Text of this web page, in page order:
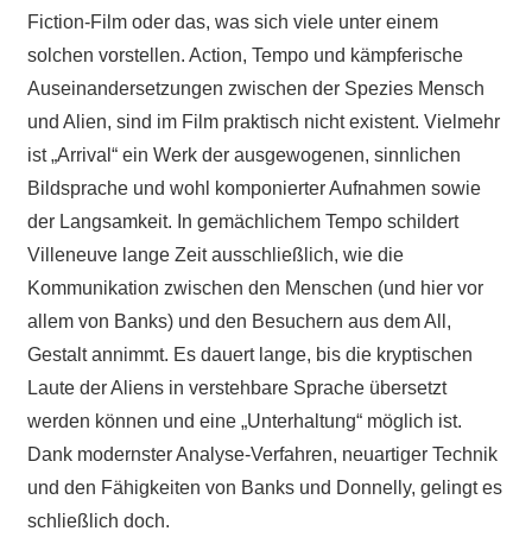
Fiction-Film oder das, was sich viele unter einem
solchen vorstellen. Action, Tempo und kämpferische
Auseinandersetzungen zwischen der Spezies Mensch
und Alien, sind im Film praktisch nicht existent. Vielmehr
ist „Arrival“ ein Werk der ausgewogenen, sinnlichen
Bildsprache und wohl komponierter Aufnahmen sowie
der Langsamkeit. In gemächlichem Tempo schildert
Villeneuve lange Zeit ausschließlich, wie die
Kommunikation zwischen den Menschen (und hier vor
allem von Banks) und den Besuchern aus dem All,
Gestalt annimmt. Es dauert lange, bis die kryptischen
Laute der Aliens in verstehbare Sprache übersetzt
werden können und eine „Unterhaltung“ möglich ist.
Dank modernster Analyse-Verfahren, neuartiger Technik
und den Fähigkeiten von Banks und Donnelly, gelingt es
schließlich doch.